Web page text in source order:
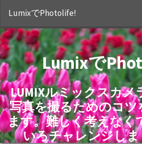
LumixでPhotolife!
Lumixで
LUMIXルミックスカメ
写真を撮るためのコツ
ます。難しく考えなく
いろチャレンジし